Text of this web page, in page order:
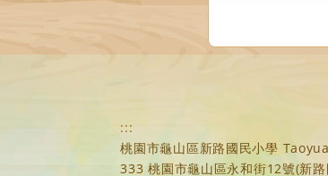
:::
桃園市龜山區新路國民小學
333 桃園市龜山區永和街12號(新